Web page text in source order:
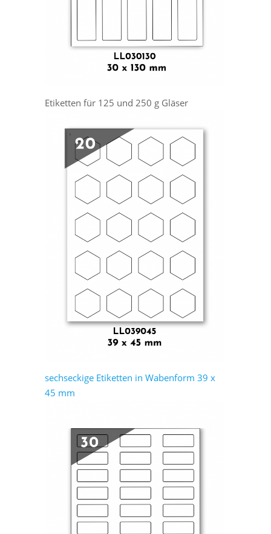
Etiketten für 125 und 250 g Gläser
sechseckige Etiketten in Wabenform 39 x
45 mm